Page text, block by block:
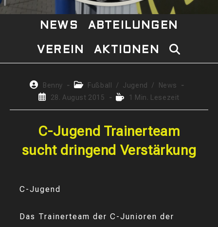
NEWS ABTEILUNGEN
VEREIN AKTIONEN WEBSITE-
Beitrags-
Autor:
Benny
Beitrags-
Kategorie:
Fußball / Jugend /
News
Beitrag28. August 2015 Lesedauer:
1 Min. Lesezeit
C-Jugend Trainerteam
sucht dringend Verstärkung
C-Jugend
Das Trainerteam der C-Junioren der